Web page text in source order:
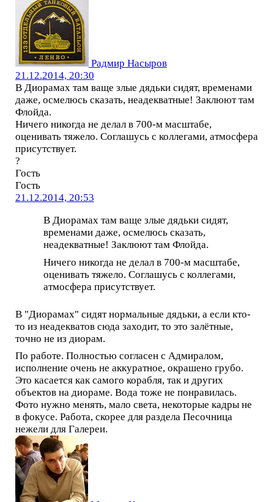
Радмир Насыров
21.12.2014, 20:30
В Диорамах там ваще злые дядьки сидят, временами
даже, осмелюсь сказать, неадекватные! Заклюют там
Флойда.
Ничего никогда не делал в 700-м масштабе,
оценивать тяжело. Соглашусь с коллегами, атмосфера
присутствует.
?
Гость
Гость
21.12.2014, 20:53
В Диорамах там ваще злые дядьки сидят,
временами даже, осмелюсь сказать,
неадекватные! Заклюют там Флойда.
Ничего никогда не делал в 700-м масштабе,
оценивать тяжело. Соглашусь с коллегами,
атмосфера присутствует.
В "Диорамах" сидят нормальные дядьки, а если кто-
то из неадекватов сюда заходит, то это залётные,
точно не из диорам.
По работе. Полностью согласен с Адмиралом,
исполнение очень не аккуратное, окрашено грубо.
Это касается как самого корабля, так и других
объектов на диораме. Вода тоже не понравилась.
Фото нужно менять, мало света, некоторые кадры не
в фокусе. Работа, скорее для раздела Песочница
нежели для Галереи.